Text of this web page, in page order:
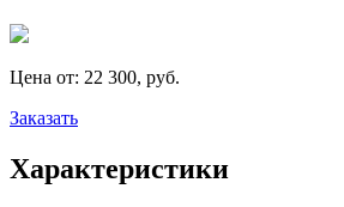
Цена от: 22 300, руб.
Заказать
Характеристики